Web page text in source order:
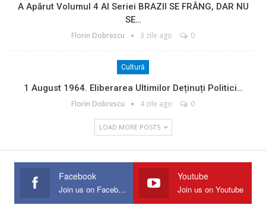
A Apărut Volumul 4 Al Seriei BRAZII SE FRÂNG, DAR NU
SE…
Florin Dobrescu 3 zile ago 0
Cultură
1 August 1964. Eliberarea Ultimilor Deținuți Politici…
Florin Dobrescu 4 zile ago 0
LOAD MORE POSTS
Facebook
Join us on Facebook
Youtube
Join us on Youtube